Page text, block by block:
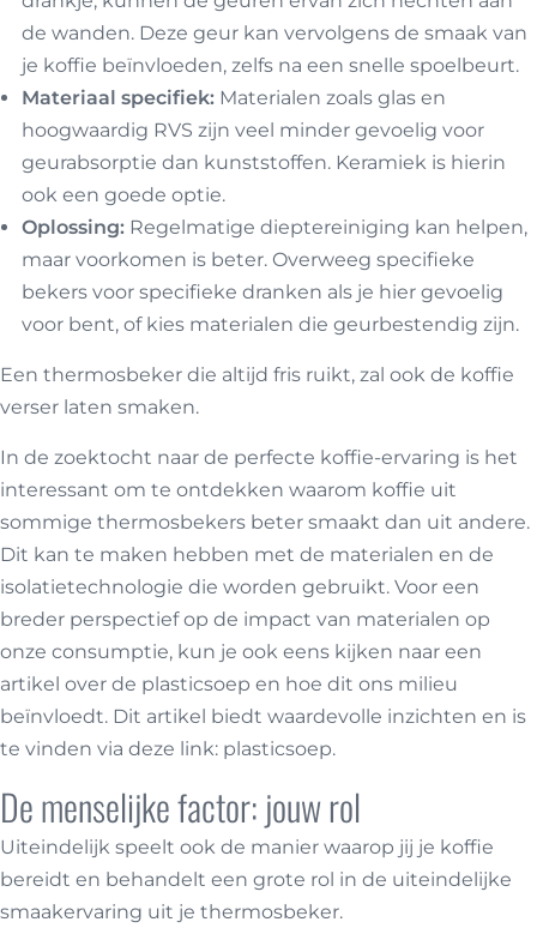
de wanden. Deze geur kan vervolgens de smaak van
je koffie beïnvloeden, zelfs na een snelle spoelbeurt.
Materiaal specifiek: Materialen zoals glas en
hoogwaardig RVS zijn veel minder gevoelig voor
geurabsorptie dan kunststoffen. Keramiek is hierin
ook een goede optie.
Oplossing: Regelmatige dieptereiniging kan helpen,
maar voorkomen is beter. Overweeg specifieke
bekers voor specifieke dranken als je hier gevoelig
voor bent, of kies materialen die geurbestendig zijn.
Een thermosbeker die altijd fris ruikt, zal ook de koffie
verser laten smaken.
In de zoektocht naar de perfecte koffie-ervaring is het
interessant om te ontdekken waarom koffie uit
sommige thermosbekers beter smaakt dan uit andere.
Dit kan te maken hebben met de materialen en de
isolatietechnologie die worden gebruikt. Voor een
breder perspectief op de impact van materialen op
onze consumptie, kun je ook eens kijken naar een
artikel over de plasticsoep en hoe dit ons milieu
beïnvloedt. Dit artikel biedt waardevolle inzichten en is
te vinden via deze link: plasticsoep.
De menselijke factor: jouw rol
Uiteindelijk speelt ook de manier waarop jij je koffie
bereidt en behandelt een grote rol in de uiteindelijke
smaakervaring uit je thermosbeker.